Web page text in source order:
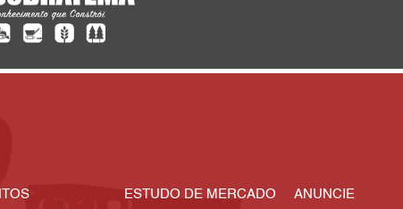
ESTUDO DE MERCADO ANUNCIE